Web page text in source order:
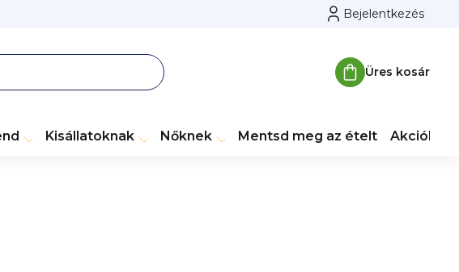
Bejelentkezés
Kosár
Üres kosár
Kisállatoknak Nőknek Mentsd meg az ételt Akciók